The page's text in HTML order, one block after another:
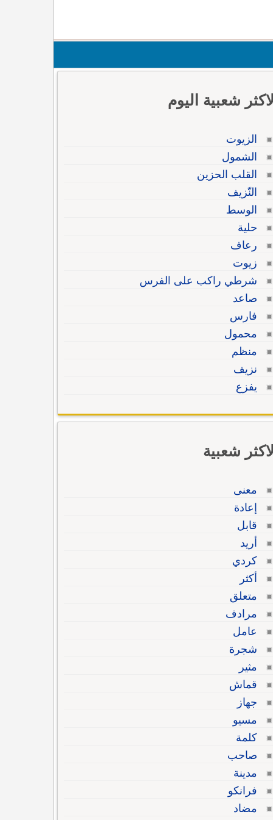
الاكثر شعبية اليوم
الزيوت
الشمول
القلب الحزين
النّزيف
الوسط
حلية
رعاف
زيوت
شرطي راكب على الفرس
صاعد
فارس
محمول
منظم
نزيف
يفزع
الاكثر شعبية
معنى
إعادة
قابل
أريد
كردي
أكثر
متعلق
مرادف
عامل
شجرة
مثير
قماش
جهاز
مسيو
كلمة
صاحب
مدينة
فرانكو
مضاد